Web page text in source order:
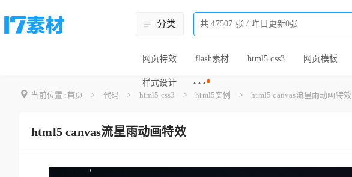
分类
网页特效 flash素材 html5 css3 网页模板
样式设计 ···
当前位置 :首页 > 代码 > html5 css3 > html5实例 > html5 canvas流星雨动画特效
html5 canvas流星雨动画特效